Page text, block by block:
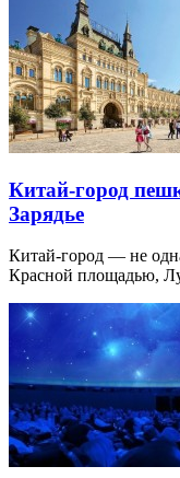
Китай-город
Зарядье
Китай-город — не
Красной площадью,